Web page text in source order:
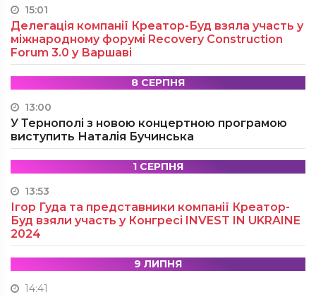
15:01
Делегація компанії Креатор-Буд взяла участь у
міжнародному форумі Recovery Construction
Forum 3.0 у Варшаві
8 СЕРПНЯ
13:00
У Тернополі з новою концертною програмою
виступить Наталія Бучинська
1 СЕРПНЯ
13:53
Ігор Гуда та представники компанії Креатор-
Буд взяли участь у Конгресі INVEST IN UKRAINE
2024
9 ЛИПНЯ
14:41